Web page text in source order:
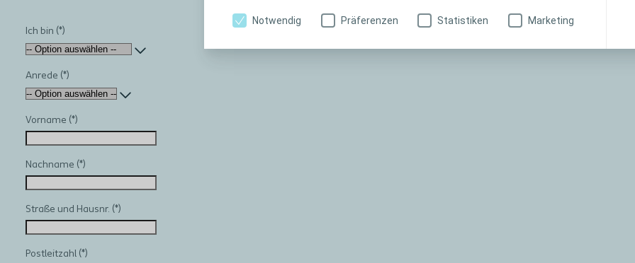
Notwendig Präferenzen Statistiken Marketing
Ich bin
Anrede
Vorname
Nachname
Straße und Hausnr.
Postleitzahl